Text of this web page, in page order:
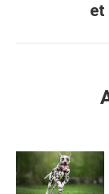
et